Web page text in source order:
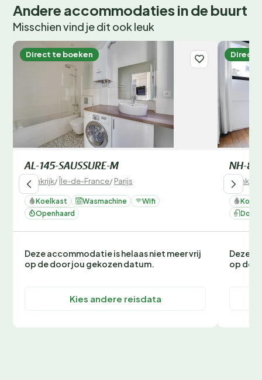
Andere accommodaties in de buurt
Misschien vind je dit ook leuk
Direct te boeken
AL-145-SAUSSURE-M
Frankrijk/Île-de-France/Parijs
Koelkast Wasmachine
Wifi
Openhaard
Deze accommodatie is helaas niet meer vrij
op de door jou gekozen datum.
Kies andere reisdata
Direct
NH-8-
Frankrijk
Deze
op de